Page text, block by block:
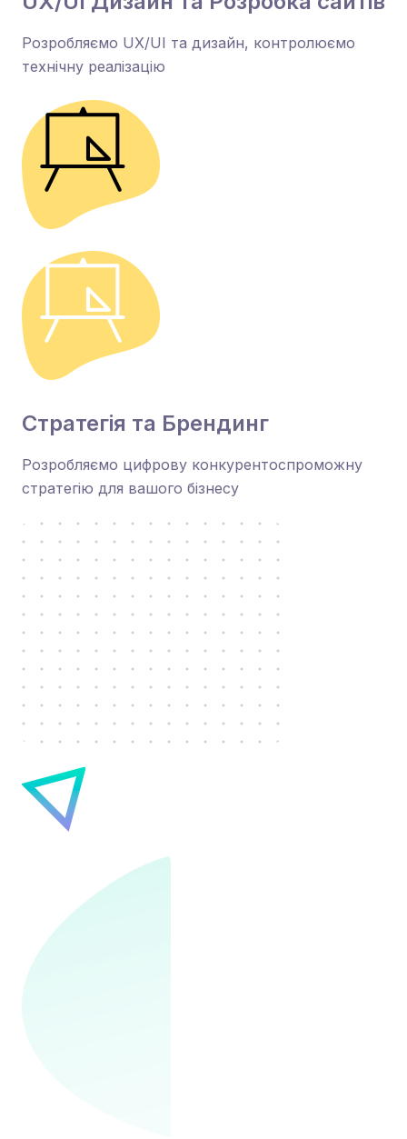
Розробляємо UX/UI та дизайн, контролюємо
технічну реалізацію
Стратегія та Брендинг
Розробляємо цифрову конкурентоспроможну
стратегію для вашого бізнесу